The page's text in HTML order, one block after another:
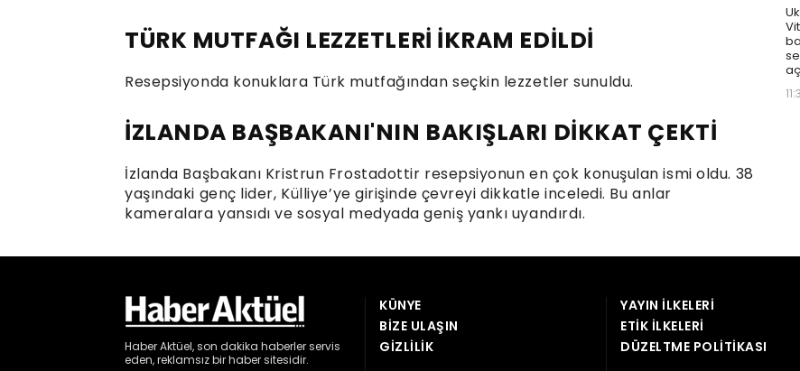
HaberAktüel,son dakika haberlerservis
eden, reklamsız bir haber sitesidir.
KÜNYE
BIZE ULAŞIN
GIZLILIK
YAYIN İLKELERI
ETIK İLKELERI
DÜZELTME POLITIKASI